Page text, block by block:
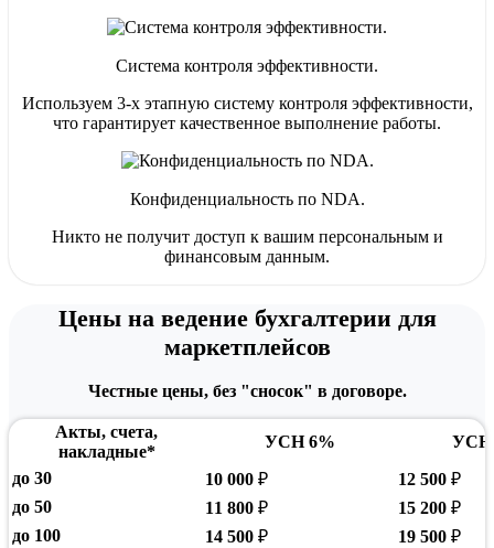
Система контроля эффективности.
Используем 3-х этапную систему контроля эффективности,
что гарантирует качественное выполнение работы.
Конфиденциальность по NDA.
Никто не получит доступ к вашим персональным и
финансовым данным.
Конфиденциальность по NDA
Никто не получит доступ к вашим персональным и
Цены на ведение бухгалтерии для
маркетплейсов
Честные цены, без "сносок" в договоре.
Акты, счета,
накладные*
УСН 6%
УСН
до 30
10 000 ₽ 12 500 ₽
до 50
11 800 ₽ 15 200 ₽
до 100
14 500 ₽ 19 500 ₽